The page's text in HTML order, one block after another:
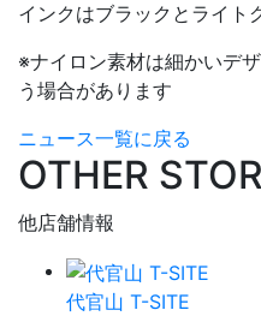
インクはブラックとライト
※ナイロン素材は細かいデ
う場合があります
ニュース一覧に戻る
OTHER
他店舗情報
代官山 T-SITE